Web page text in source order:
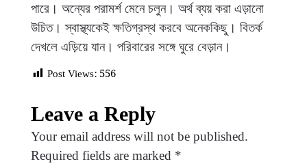
পারে। অন্যের পরামর্শ মেনে চলুন। অর্থ ব্যয় করা এড়ানো
উচিত। স্বাস্থ্যকেই ক্ষতিগ্রস্থ করবে অনেককিছু। বিতর্ক
দেখলে এড়িয়ে যান। পরিবারের সঙ্গে ঘুরে বেড়ান।
Post Views: 556
Leave a Reply
Your email address will not be published.
Required fields are marked *